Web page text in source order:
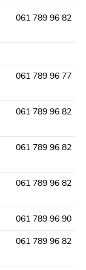
061 789 96 82
061 789 96 77
061 789 96 82
061 789 96 82
061 789 96 82
061 789 96 90
061 789 96 82